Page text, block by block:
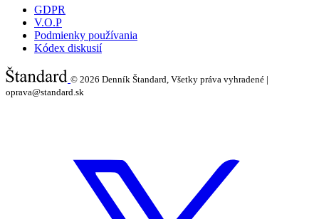
GDPR
V.O.P
Podmienky používania
Kódex diskusií
© 2026 Denník Štandard, Všetky práva vyhradené |
oprava@standard.sk